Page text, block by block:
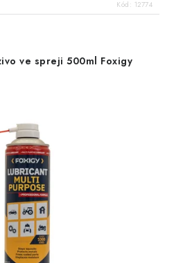
Kód: 12774
ve spreji 500ml Foxigy